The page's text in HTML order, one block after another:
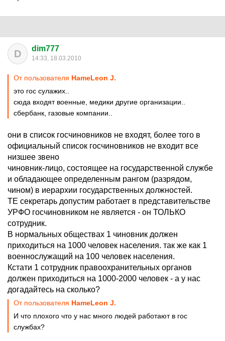
D dim777
14:33, 18.03.2010
От пользователя HameLeon J.
это гос сулажих..
сюда входят военные, медики другие организации..
сбербанк, газовые компании..
они в список госчиновников не входят, более того в
официальный список госчиновников не входит все
низшее звено
чиновник-лицо, состоящее на государственной службе
и обладающее определенным рангом (разрядом,
чином) в иерархии государственных должностей.
ТЕ секретарь допустим работает в представительстве
УРФО госчиновником не является - он ТОЛЬКО
сотрудник.
В нормальных обществах 1 чиновник должен
приходиться на 1000 человек населения. так же как 1
военнослужащий на 100 человек населения.
Кстати 1 сотрудник правоохранительных органов
должен приходиться на 1000-2000 человек - а у нас
догадайтесь на сколько?
От пользователя HameLeon J.
И что плохого что у нас много людей работают в гос
службах?